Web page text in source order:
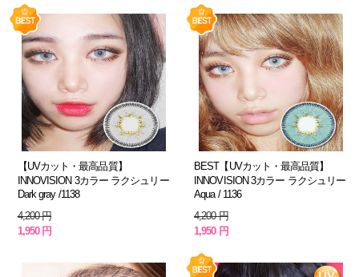
【UVカット・最高品質】
INNOVISION 3カラー ラクシュリー
Dark gray /1138
4,200 円
1,950 円
BEST【UVカット・最高品質】
INNOVISION 3カラー ラクシュリー
Aqua / 1136
4,200 円
1,950 円